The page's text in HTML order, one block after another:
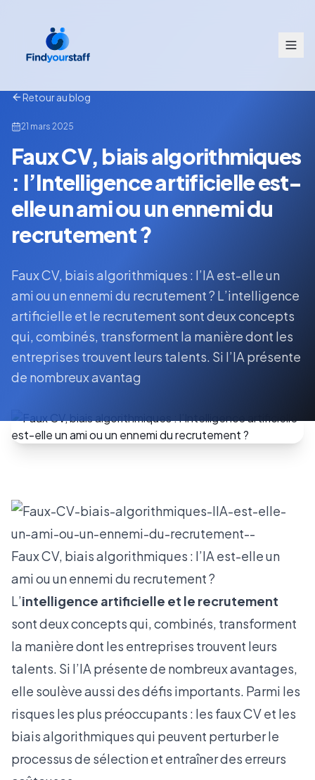
Retour au blog
21 mars 2025
Faux CV, biais algorithmiques
: l’Intelligence artificielle est-
elle un ami ou un ennemi du
recrutement ?
Faux CV, biais algorithmiques : l’IA est-elle un
ami ou un ennemi du recrutement ? L’intelligence
artificielle et le recrutement sont deux concepts
qui, combinés, transforment la manière dont les
entreprises trouvent leurs talents. Si l’IA présente
de nombreux avantag
Faux CV, biais algorithmiques : l’IA est-elle un
ami ou un ennemi du recrutement ?
L’intelligence artificielle et le recrutement
sont deux concepts qui, combinés, transforment
la manière dont les entreprises trouvent leurs
talents. Si l’IA présente de nombreux avantages,
elle soulève aussi des défis importants. Parmi les
risques les plus préoccupants : les faux CV et les
biais algorithmiques qui peuvent perturber le
processus de sélection et entraîner des erreurs